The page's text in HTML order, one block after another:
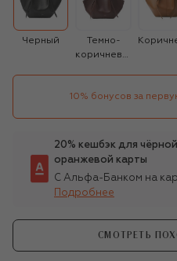
Черный
Темно-
коричневый
10% бонусов за
20% кешбэк для
оранжевой карты
С Альфа-Банком на
Подробнее
СМОТРЕТЬ